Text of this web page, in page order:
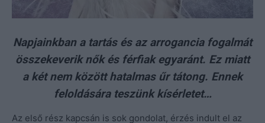
Napjainkban a tartás és az arrogancia fogalmát
összekeverik nők és férfiak egyaránt. Ez miatt
a két nem között hatalmas űr tátong. Ennek
feloldására teszünk kísérletet…
Az első rész kapcsán is sok gondolat, érzés indult el az